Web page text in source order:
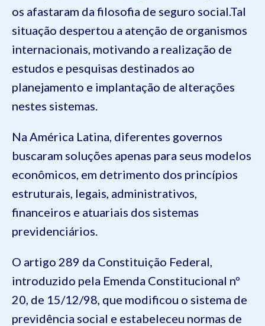
os afastaram da filosofia de seguro social.Tal
situação despertou a atenção de organismos
internacionais, motivando a realização de
estudos e pesquisas destinados ao
planejamento e implantação de alterações
nestes sistemas.
Na América Latina, diferentes governos
buscaram soluções apenas para seus modelos
econômicos, em detrimento dos princípios
estruturais, legais, administrativos,
financeiros e atuariais dos sistemas
previdenciários.
O artigo 289 da Constituição Federal,
introduzido pela Emenda Constitucional nº
20, de 15/12/98, que modificou o sistema de
previdência social e estabeleceu normas de